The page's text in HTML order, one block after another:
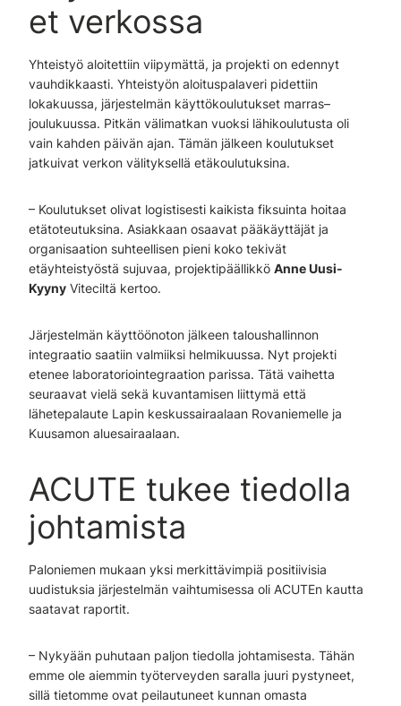
et verkossa
Yhteistyö aloitettiin viipymättä, ja projekti on edennyt
vauhdikkaasti. Yhteistyön aloituspalaveri pidettiin
lokakuussa, järjestelmän käyttökoulutukset marras–
joulukuussa. Pitkän välimatkan vuoksi lähikoulutusta oli
vain kahden päivän ajan. Tämän jälkeen koulutukset
jatkuivat verkon välityksellä etäkoulutuksina.
– Koulutukset olivat logistisesti kaikista fiksuinta hoitaa
etätoteutuksina. Asiakkaan osaavat pääkäyttäjät ja
organisaation suhteellisen pieni koko tekivät
etäyhteistyöstä sujuvaa, projektipäällikkö Anne Uusi-
Kyyny Viteciltä kertoo.
Järjestelmän käyttöönoton jälkeen taloushallinnon
integraatio saatiin valmiiksi helmikuussa. Nyt projekti
etenee laboratoriointegraation parissa. Tätä vaihetta
seuraavat vielä sekä kuvantamisen liittymä että
lähetepalaute Lapin keskussairaalaan Rovaniemelle ja
Kuusamon aluesairaalaan.
ACUTE tukee tiedolla
johtamista
Paloniemen mukaan yksi merkittävimpiä positiivisia
uudistuksia järjestelmän vaihtumisessa oli ACUTEn kautta
saatavat raportit.
– Nykyään puhutaan paljon tiedolla johtamisesta. Tähän
emme ole aiemmin työterveyden saralla juuri pystyneet,
sillä tietomme ovat peilautuneet kunnan omasta